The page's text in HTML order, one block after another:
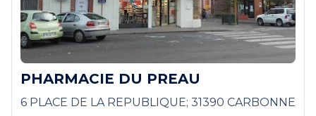
PHARMACIE DU PREAU
6 PLACE DE LA REPUBLIQUE; 31390 CARBONNE